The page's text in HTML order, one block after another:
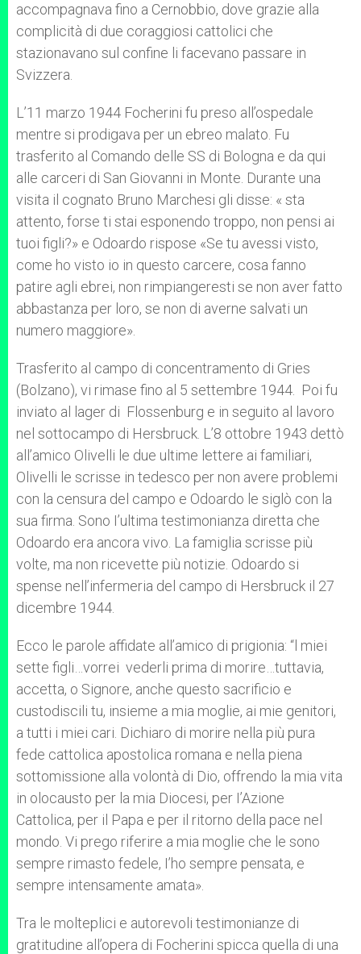
accompagnava fino a Cernobbio, dove grazie alla
complicità di due coraggiosi cattolici che
stazionavano sul confine li facevano passare in
Svizzera.
L’11 marzo 1944 Focherini fu preso all’ospedale
mentre si prodigava per un ebreo malato. Fu
trasferito al Comando delle SS di Bologna e da qui
alle carceri di San Giovanni in Monte. Durante una
visita il cognato Bruno Marchesi gli disse: « sta
attento, forse ti stai esponendo troppo, non pensi ai
tuoi figli?» e Odoardo rispose «Se tu avessi visto,
come ho visto io in questo carcere, cosa fanno
patire agli ebrei, non rimpiangeresti se non aver fatto
abbastanza per loro, se non di averne salvati un
numero maggiore».
Trasferito al campo di concentramento di Gries
(Bolzano), vi rimase fino al 5 settembre 1944. Poi fu
inviato al lager di Flossenburg e in seguito al lavoro
nel sottocampo di Hersbruck. L’8 ottobre 1943 dettò
all’amico Olivelli le due ultime lettere ai familiari,
Olivelli le scrisse in tedesco per non avere problemi
con la censura del campo e Odoardo le siglò con la
sua firma. Sono I’ultima testimonianza diretta che
Odoardo era ancora vivo. La famiglia scrisse più
volte, ma non ricevette più notizie. Odoardo si
spense nell’infermeria del campo di Hersbruck il 27
dicembre 1944.
Ecco le parole affidate all’amico di prigionia: “l miei
sette figli…vorrei vederli prima di morire…tuttavia,
accetta, o Signore, anche questo sacrificio e
custodiscili tu, insieme a mia moglie, ai mie genitori,
a tutti i miei cari. Dichiaro di morire nella più pura
fede cattolica apostolica romana e nella piena
sottomissione alla volontà di Dio, offrendo la mia vita
in olocausto per la mia Diocesi, per I’Azione
Cattolica, per il Papa e per il ritorno della pace nel
mondo. Vi prego riferire a mia moglie che le sono
sempre rimasto fedele, I’ho sempre pensata, e
sempre intensamente amata».
Tra le molteplici e autorevoli testimonianze di
gratitudine all’opera di Focherini spicca quella di una